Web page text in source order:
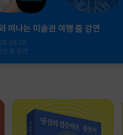
떠나는 미술관 여행 줌 강연
인 줌 강연